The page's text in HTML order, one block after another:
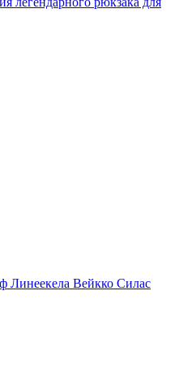
Линеекела Вейкко Силас